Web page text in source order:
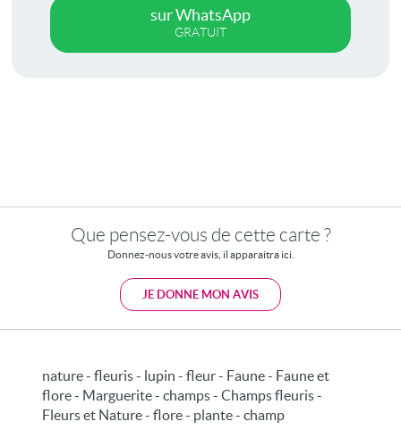
sur WhatsApp
GRATUIT
Que pensez-vous de cette carte ?
Donnez-nous votre avis, il apparaitra ici.
JE DONNE MON AVIS
nature - fleuris - lupin - fleur - Faune - Faune et
flore - Marguerite - champs - Champs fleuris -
Fleurs et Nature - flore - plante - champ